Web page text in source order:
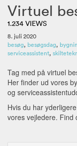
Virtuel
1.234 VIEWS
8. juli 2020
besøg, besøgsdag,
serviceassistent,
Tag med på virtuel
Her finder ud vores
og
Hvis du har
vores vejledere. Find